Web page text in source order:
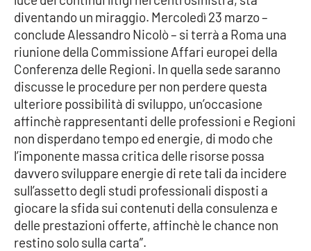
Reggio Calabria
Cosenza
Lamezia Terme
PROGETTI
SPECIALI
Buona Sanità Calabria
LA
CALABRIAVISIONE
diventando un miraggio. Mercoledì 23 marzo –
conclude Alessandro Nicolò – si terrà a Roma una
riunione della Commissione Affari europei della
Conferenza delle Regioni. In quella sede saranno
discusse le procedure per non perdere questa
ulteriore possibilità di sviluppo, un’occasione
affinchè rappresentanti delle professioni e Regioni
non disperdano tempo ed energie, di modo che
l’imponente massa critica delle risorse possa
davvero sviluppare energie di rete tali da incidere
sull’assetto degli studi professionali disposti a
giocare la sfida sui contenuti della consulenza e
delle prestazioni offerte, affinchè le chance non
restino solo sulla carta”.